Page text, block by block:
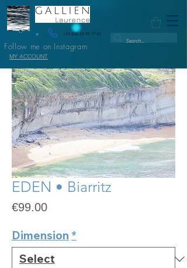
+33 (0)6 23 95 27 61
Follow me on Instagram
MY ACCOUNT
EDEN • Biarritz
€99.00Price
Dimension *